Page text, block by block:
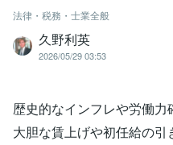
法律・税務・士業全般
久野利英
2026/05/29 03:53
歴史的なインフレや労働力
大胆な賃上げや初任給の引